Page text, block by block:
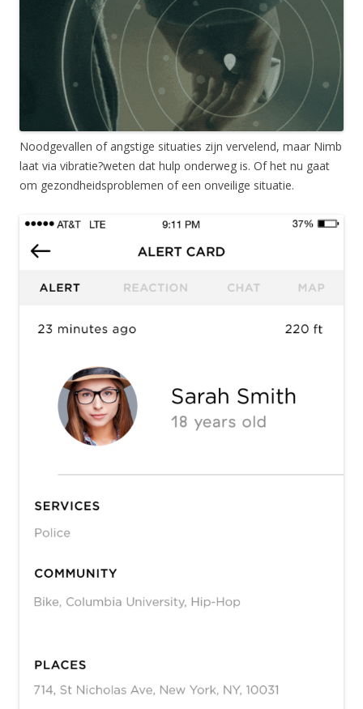
Noodgevallen of angstige situaties zijn vervelend, maar Nimb
laat via vibratie?weten dat hulp onderweg is. Of het nu gaat
om gezondheidsproblemen of een onveilige situatie.